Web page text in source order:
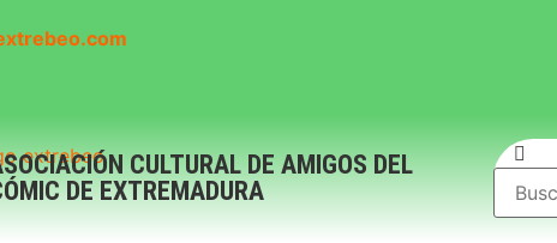
CULTURAL DE AMIGOS DEL
DE EXTREMADURA